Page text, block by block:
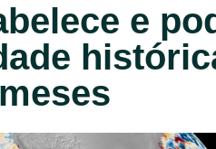
e